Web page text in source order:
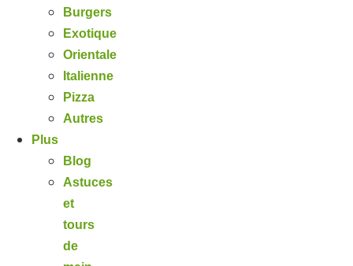
Burgers
Exotique
Orientale
Italienne
Pizza
Autres
Plus
Blog
Astuces
et
tours
de